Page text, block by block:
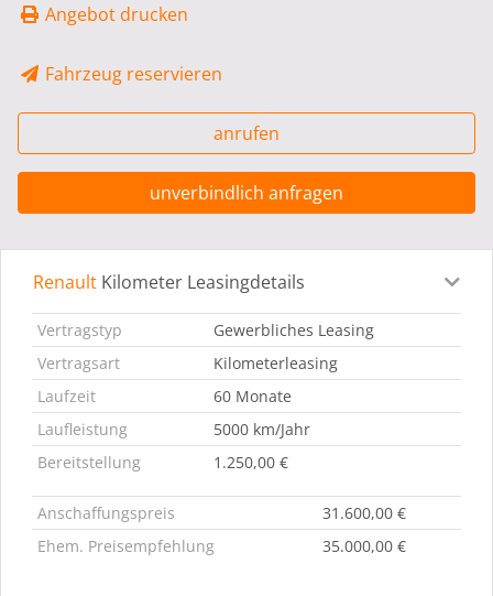
Angebot drucken
Fahrzeug reservieren
anrufen
unverbindlich anfragen
Leasingdetails Fahrzeugdetails
Renault Kilometer Leasingdetails
Vertragstyp
Gewerbliches Leasing
Vertragsart
Kilometerleasing
Laufzeit
60 Monate
Laufleistung
5000 km/Jahr
Bereitstellung
1.250,00 €
Anschaffungspreis
31.600,00 €
Ehem. Preisempfehlung
35.000,00 €